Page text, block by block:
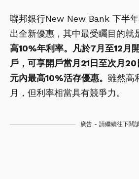
聯邦銀行New New Bank 下半
出全新優惠，其中最受矚目的就
高10%年利率。凡於7月至12月
戶，可享開戶當月21日至次月
元內最高10%活存優惠。 雖然高
月，但利率相當具有競爭力。
廣告 - 請繼續往下閱